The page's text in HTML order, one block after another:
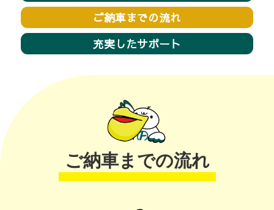
ご納車までの流れ
充実したサポート
ご納車までの流れ